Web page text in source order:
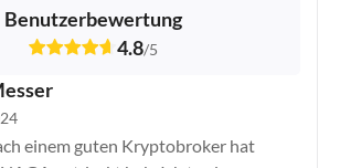
Broker
Benutzerbewertung
4.8/5
einem guten Kryptobroker hat